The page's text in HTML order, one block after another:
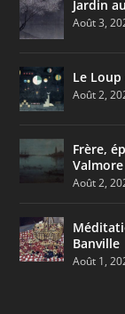
Jardin
Août 3,
Le Loup
Août 2,
Frère,
Valmore
Août 2,
Banville
Août 1,